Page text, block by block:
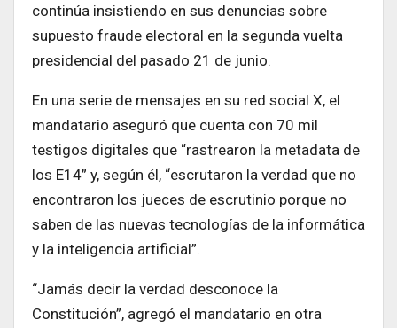
continúa insistiendo en sus denuncias sobre
supuesto fraude electoral en la segunda vuelta
presidencial del pasado 21 de junio.
En una serie de mensajes en su red social X, el
mandatario aseguró que cuenta con 70 mil
testigos digitales que “rastrearon la metadata de
los E14” y, según él, “escrutaron la verdad que no
encontraron los jueces de escrutinio porque no
saben de las nuevas tecnologías de la informática
y la inteligencia artificial”.
“Jamás decir la verdad desconoce la
Constitución”, agregó el mandatario en otra